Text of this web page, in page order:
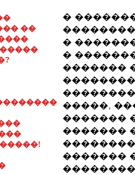
��
�
�
�
�������
�����,
�������
�������
�������